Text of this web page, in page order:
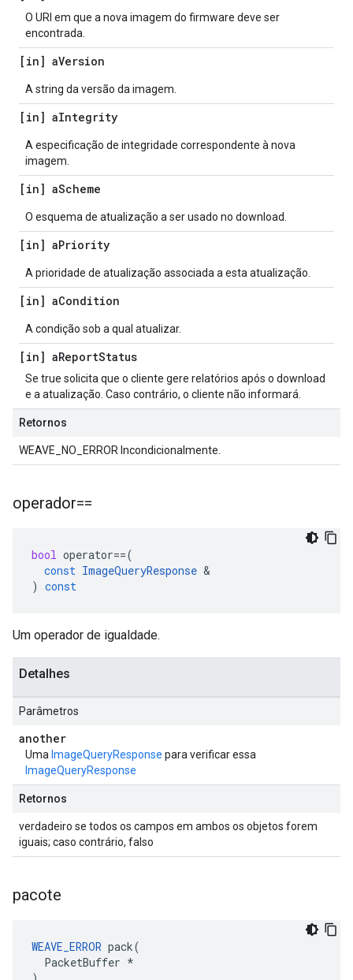
O URI em que a nova imagem do firmware deve ser
encontrada.
[in] aVersion
A string da versão da imagem.
[in] aIntegrity
A especificação de integridade correspondente à nova
imagem.
[in] aScheme
O esquema de atualização a ser usado no download.
[in] aPriority
A prioridade de atualização associada a esta atualização.
[in] aCondition
A condição sob a qual atualizar.
[in] aReportStatus
Se true solicita que o cliente gere relatórios após o download
e a atualização. Caso contrário, o cliente não informará.
Retornos
WEAVE_NO_ERROR Incondicionalmente.
operador==
bool operator==(
const ImageQueryResponse &
) const
Um operador de igualdade.
Detalhes
Parâmetros
another
Uma ImageQueryResponse para verificar essa
ImageQueryResponse
Retornos
verdadeiro se todos os campos em ambos os objetos forem
iguais; caso contrário, falso
pacote
WEAVE_ERROR pack(
  PacketBuffer *